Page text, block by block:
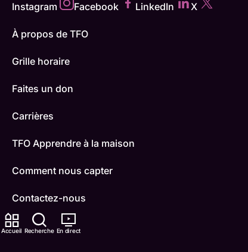
Accueil Recherche En direct
Instagram Facebook LinkedIn X
À propos de TFO
Grille horaire
Faites un don
Carrières
TFO Apprendre à la maison
Comment nous capter
Contactez-nous
ONFR